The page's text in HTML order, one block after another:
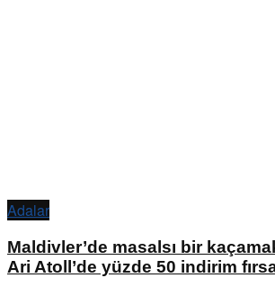
Adalar
Maldivler’de masalsı bir
Ari Atoll’de yüzde 50 indirim